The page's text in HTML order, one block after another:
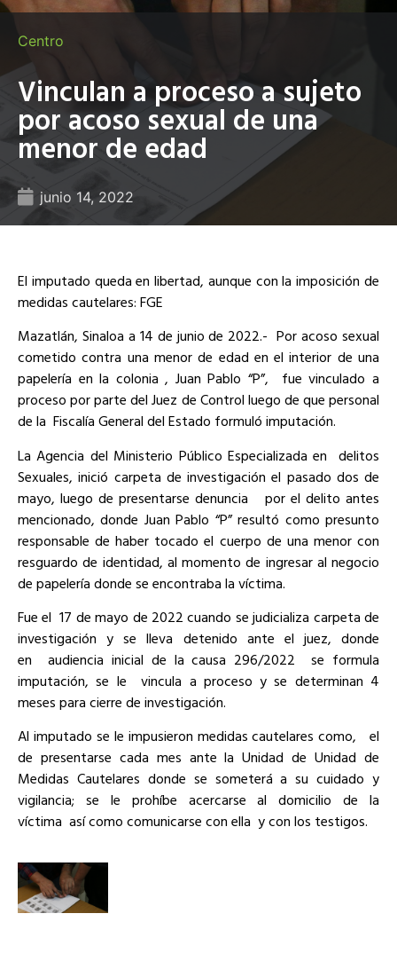
Centro
Vinculan a proceso a sujeto
por acoso sexual de una
menor de edad
junio 14, 2022
El imputado queda en libertad, aunque con la imposición de
medidas cautelares: FGE
Mazatlán, Sinaloa a 14 de junio de 2022.- Por acoso sexual
cometido contra una menor de edad en el interior de una
papelería en la colonia , Juan Pablo “P”, fue vinculado a
proceso por parte del Juez de Control luego de que personal
de la Fiscalía General del Estado formuló imputación.
La Agencia del Ministerio Público Especializada en delitos
Sexuales, inició carpeta de investigación el pasado dos de
mayo, luego de presentarse denuncia por el delito antes
mencionado, donde Juan Pablo “P” resultó como presunto
responsable de haber tocado el cuerpo de una menor con
resguardo de identidad, al momento de ingresar al negocio
de papelería donde se encontraba la víctima.
Fue el 17 de mayo de 2022 cuando se judicializa carpeta de
investigación y se lleva detenido ante el juez, donde
en audiencia inicial de la causa 296/2022 se formula
imputación, se le vincula a proceso y se determinan 4
meses para cierre de investigación.
Al imputado se le impusieron medidas cautelares como, el
de presentarse cada mes ante la Unidad de Unidad de
Medidas Cautelares donde se someterá a su cuidado y
vigilancia; se le prohíbe acercarse al domicilio de la
víctima así como comunicarse con ella y con los testigos.